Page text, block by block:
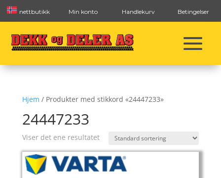
nettbutikk Min konto Handlekurv Betingelser
Hjem / Produkter med stikkord «24447233»
24447233
Viser det ene resultatet